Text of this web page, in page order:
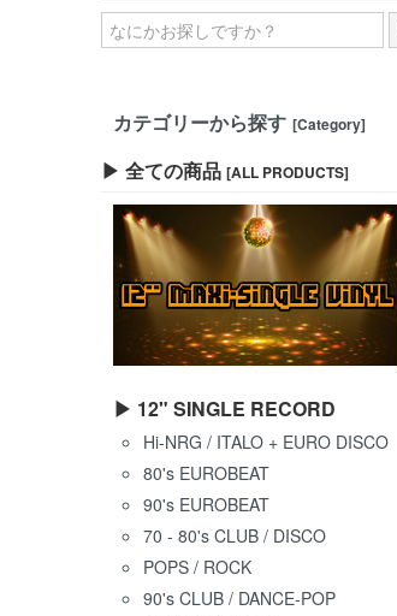
カテゴリーから探す [Category]
▶ 全ての商品 [ALL PRODUCTS]
▶ 12" SINGLE RECORD
Hi-NRG / ITALO + EURO DISCO
80's EUROBEAT
90's EUROBEAT
70 - 80's CLUB / DISCO
POPS / ROCK
90's CLUB / DANCE-POP